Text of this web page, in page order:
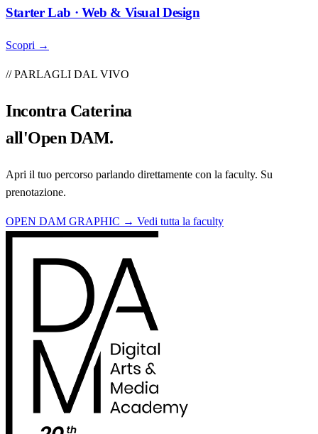
Starter Lab · Web & Visual Design
Scopri →
// PARLAGLI DAL VIVO
Incontra Caterina
all'Open DAM.
Apri il tuo percorso parlando direttamente con la faculty. Su
prenotazione.
OPEN DAM GRAPHIC → Vedi tutta la faculty